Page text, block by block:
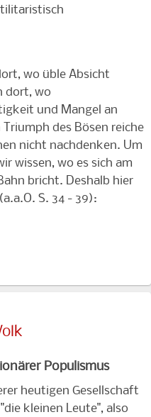
wo üble Absicht
dort, wo
und Mangel an
des Bösen reiche
nicht nachdenken. Um
wissen, wo es sich am
bricht. Deshalb hier
S. 34 - 39):
Populismus
heutigen Gesellschaft
kleinen Leute", also